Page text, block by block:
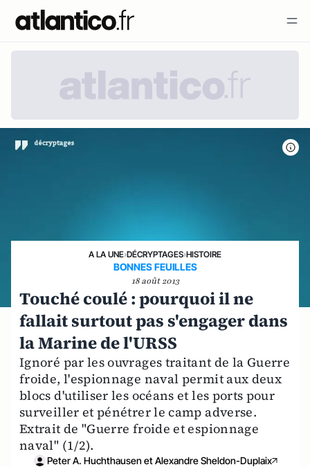
A LA UNE›DÉCRYPTAGES›HISTOIRE
BONNES FEUILLES
18 août 2013
Touché coulé : pourquoi il ne
fallait surtout pas s'engager dans
la Marine de l'URSS
Ignoré par les ouvrages traitant de la Guerre
froide, l'espionnage naval permit aux deux
blocs d'utiliser les océans et les ports pour
surveiller et pénétrer le camp adverse.
Extrait de "Guerre froide et espionnage
naval" (1/2).
Peter A. Huchthausen et Alexandre Sheldon-Duplaix